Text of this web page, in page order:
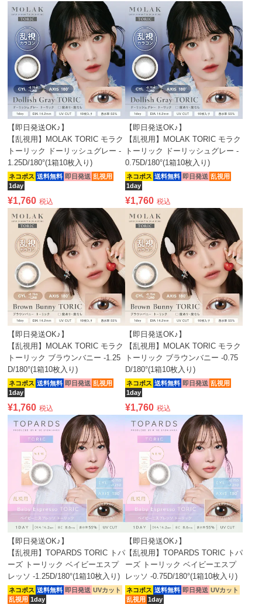
【即日発送OK♪】
【乱視用】MOLAK TORIC モラク
トーリック ドーリッシュグレー -
1.25D/180°(1箱10枚入り)
ネコポス 送料無料 即日発送 乱視用
1day
¥1,760 税込
【即日発送OK♪】
【乱視用】MOLAK TORIC モラク
トーリック ドーリッシュグレー -
0.75D/180°(1箱10枚入り)
ネコポス 送料無料 即日発送 乱視用
1day
¥1,760 税込
【即日発送OK♪】
【乱視用】MOLAK TORIC モラク
トーリック ブラウンバニー -1.25
D/180°(1箱10枚入り)
ネコポス 送料無料 即日発送 乱視用
1day
¥1,760 税込
【即日発送OK♪】
【乱視用】MOLAK TORIC モラク
トーリック ブラウンバニー -0.75
D/180°(1箱10枚入り)
ネコポス 送料無料 即日発送 乱視用
1day
¥1,760 税込
【即日発送OK♪】
【乱視用】TOPARDS TORIC トパ
ーズ トーリック ベイビーエスプ
レッソ -1.25D/180°(1箱10枚入り)
ネコポス 送料無料 即日発送 UVカット
乱視用 1day
【即日発送OK♪】
【乱視用】TOPARDS TORIC トパ
ーズ トーリック ベイビーエスプ
レッソ -0.75D/180°(1箱10枚入り)
ネコポス 送料無料 即日発送 UVカット
乱視用 1day